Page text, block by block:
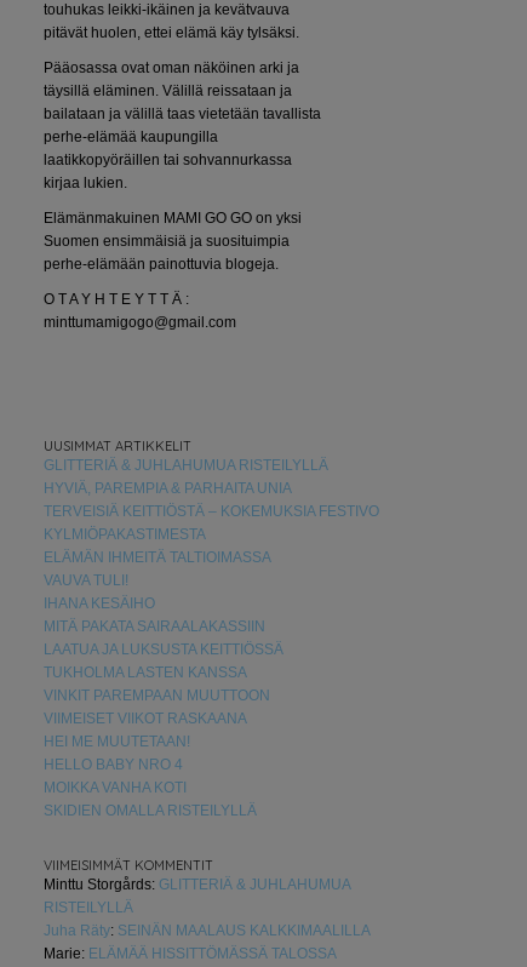
touhukas leikki-ikäinen ja kevätvauva
pitävät huolen, ettei elämä käy tylsäksi.
Pääosassa ovat oman näköinen arki ja
täysillä eläminen. Välillä reissataan ja
bailataan ja välillä taas vietetään tavallista
perhe-elämää kaupungilla
laatikkopyöräillen tai sohvannurkassa
kirjaa lukien.
Elämänmakuinen MAMI GO GO on yksi
Suomen ensimmäisiä ja suosituimpia
perhe-elämään painottuvia blogeja.
O T A Y H T E Y T T Ä :
minttumamigogo@gmail.com
UUSIMMAT ARTIKKELIT
GLITTERIÄ & JUHLAHUMUA RISTEILYLLÄ
HYVIÄ, PAREMPIA & PARHAITA UNIA
TERVEISIÄ KEITTIÖSTÄ – KOKEMUKSIA FESTIVO
KYLMIÖPAKASTIMESTA
ELÄMÄN IHMEITÄ TALTIOIMASSA
VAUVA TULI!
IHANA KESÄIHO
MITÄ PAKATA SAIRAALAKASSIIN
LAATUA JA LUKSUSTA KEITTIÖSSÄ
TUKHOLMA LASTEN KANSSA
VINKIT PAREMPAAN MUUTTOON
VIIMEISET VIIKOT RASKAANA
HEI ME MUUTETAAN!
HELLO BABY NRO 4
MOIKKA VANHA KOTI
SKIDIEN OMALLA RISTEILYLLÄ
VIIMEISIMMÄT KOMMENTIT
Minttu Storgårds: GLITTERIÄ & JUHLAHUMUA
RISTEILYLLÄ
Juha Räty: SEINÄN MAALAUS KALKKIMAALILLA
Marie: ELÄMÄÄ HISSITTÖMÄSSÄ TALOSSA